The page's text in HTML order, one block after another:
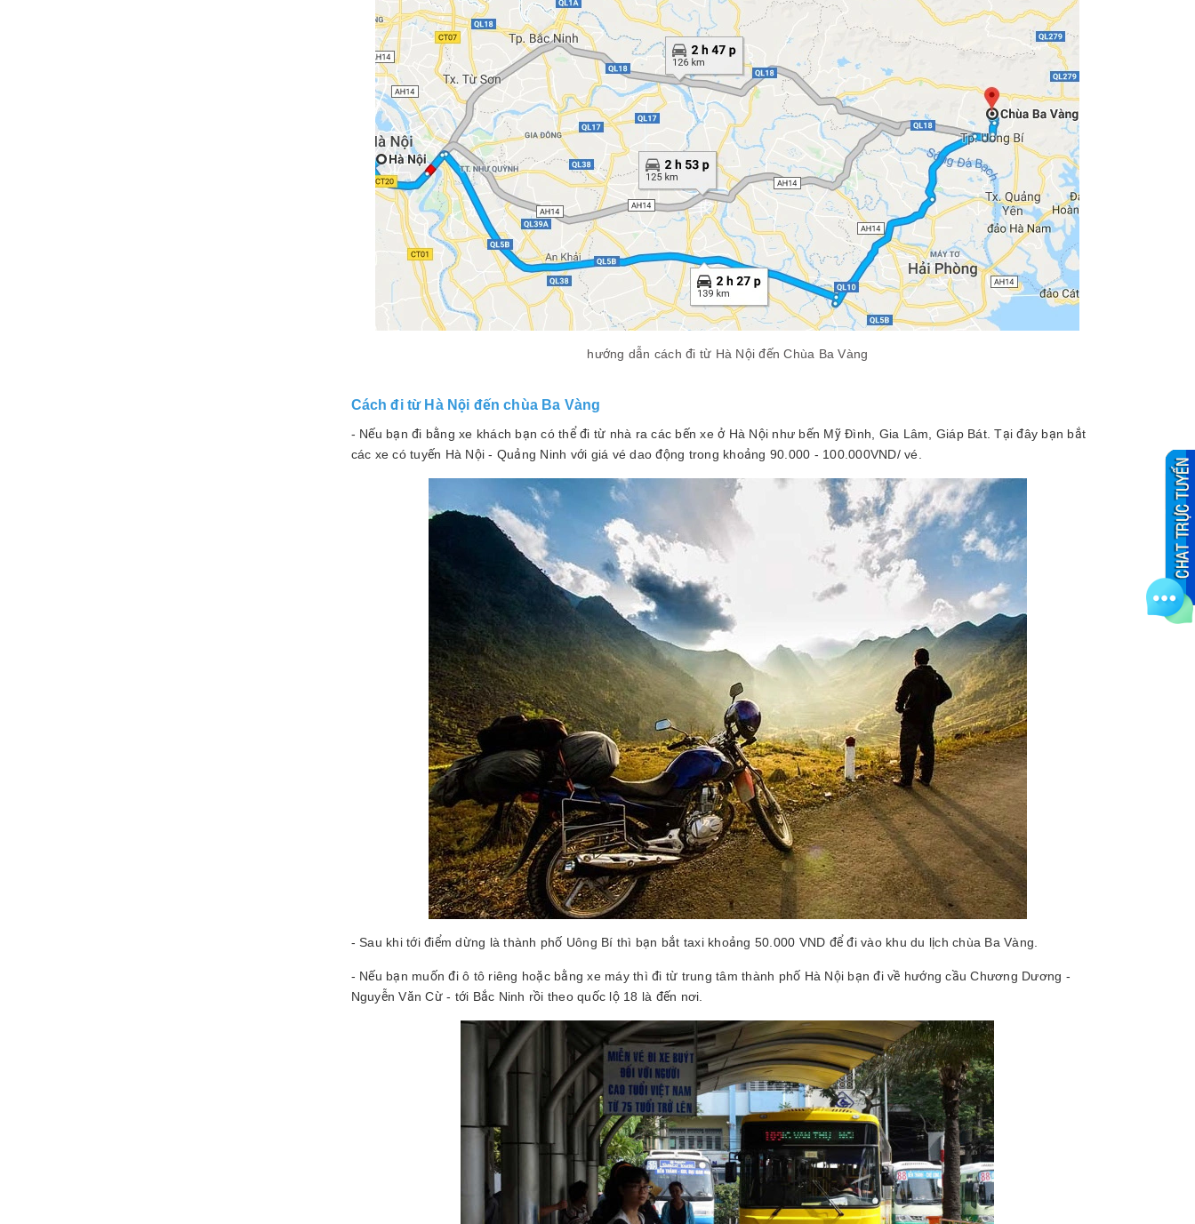
hướng dẫn cách đi từ Hà Nội đến Chùa Ba Vàng
Cách đi từ Hà Nội đến chùa Ba Vàng
- Nếu bạn đi bằng xe khách bạn có thể đi từ nhà ra các bến xe ở Hà Nội như bến Mỹ Đình, Gia Lâm, Giáp Bát. Tại đây bạn bắt
các xe có tuyến Hà Nội - Quảng Ninh với giá vé dao động trong khoảng 90.000 - 100.000VND/ vé.
- Sau khi tới điểm dừng là thành phố Uông Bí thì bạn bắt taxi khoảng 50.000 VND để đi vào khu du lịch chùa Ba Vàng.
- Nếu bạn muốn đi ô tô riêng hoặc bằng xe máy thì đi từ trung tâm thành phố Hà Nội bạn đi về hướng cầu Chương Dương -
Nguyễn Văn Cừ - tới Bắc Ninh rồi theo quốc lộ 18 là đến nơi.